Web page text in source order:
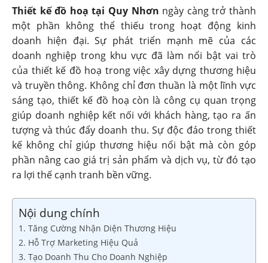
Thiết kế đồ hoạ tại Quy Nhơn ngày càng trở thành
một phần không thể thiếu trong hoạt động kinh
doanh hiện đại. Sự phát triển mạnh mẽ của các
doanh nghiệp trong khu vực đã làm nổi bật vai trò
của thiết kế đồ hoạ trong việc xây dựng thương hiệu
và truyền thông. Không chỉ đơn thuần là một lĩnh vực
sáng tạo, thiết kế đồ hoạ còn là công cụ quan trọng
giúp doanh nghiệp kết nối với khách hàng, tạo ra ấn
tượng và thúc đẩy doanh thu. Sự độc đáo trong thiết
kế không chỉ giúp thương hiệu nổi bật mà còn góp
phần nâng cao giá trị sản phẩm và dịch vụ, từ đó tạo
ra lợi thế cạnh tranh bền vững.
Nội dung chính
1. Tăng Cường Nhận Diện Thương Hiệu
2. Hỗ Trợ Marketing Hiệu Quả
3. Tạo Doanh Thu Cho Doanh Nghiệp